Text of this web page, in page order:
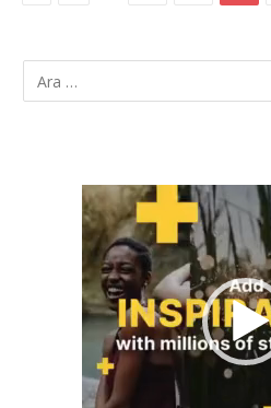
Video
oynatıcı